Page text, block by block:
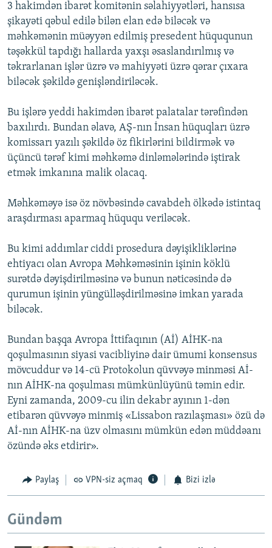
3 hakimdən ibarət komitənin səlahiyyətləri, hansısa
şikayəti qəbul edilə bilən elan edə biləcək və
məhkəmənin müəyyən edilmiş presedent hüququnun
təşəkkül tapdığı hallarda yaxşı əsaslandırılmış və
təkrarlanan işlər üzrə və mahiyyəti üzrə qərar çıxara
biləcək şəkildə genişləndiriləcək.
Bu işlərə yeddi hakimdən ibarət palatalar tərəfindən
baxılırdı. Bundan əlavə, AŞ-nın İnsan hüquqları üzrə
komissarı yazılı şəkildə öz fikirlərini bildirmək və
üçüncü tərəf kimi məhkəmə dinləmələrində iştirak
etmək imkanına malik olacaq.
Məhkəməyə isə öz növbəsində cavabdeh ölkədə istintaq
araşdırması aparmaq hüququ veriləcək.
Bu kimi addımlar ciddi prosedura dəyişikliklərinə
ehtiyacı olan Avropa Məhkəməsinin işinin köklü
surətdə dəyişdirilməsinə və bunun nəticəsində də
qurumun işinin yüngülləşdirilməsinə imkan yarada
biləcək.
Bundan başqa Avropa İttifaqının (Aİ) AİHK-na
qoşulmasının siyasi vacibliyinə dair ümumi konsensus
mövcuddur və 14-cü Protokolun qüvvəyə minməsi Aİ-
nın AİHK-na qoşulması mümkünlüyünü təmin edir.
Eyni zamanda, 2009-cu ilin dekabr ayının 1-dən
etibarən qüvvəyə minmiş «Lissabon razılaşması» özü də
Aİ-nın AİHK-na üzv olmasını mümkün edən müddəanı
özündə əks etdirir».
Paylaş VPN-siz açmaq Bizi izlə
Gündəm